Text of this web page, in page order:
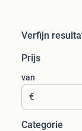
Verfijn
Prijs
van
€
Categorie